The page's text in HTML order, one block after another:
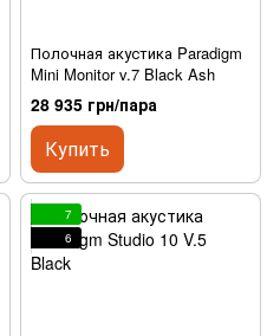
Полочная акустика Paradigm
Mini Monitor v.7 Black Ash
28 935 грн/пара
Купить
7
6